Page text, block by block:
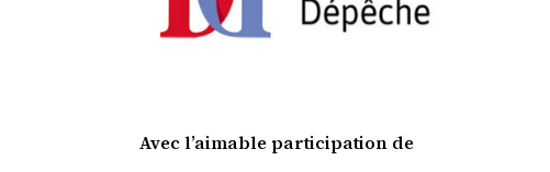
Avec l’aimable participation de